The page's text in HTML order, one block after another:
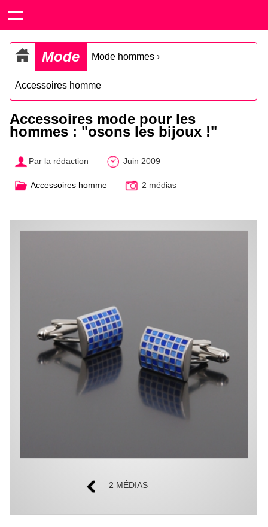
Mode Mode hommes ›
Accessoires homme
Accessoires mode pour les
hommes : "osons les bijoux !"
Par la rédaction Juin 2009
Accessoires homme 2 médias
2 MÉDIAS